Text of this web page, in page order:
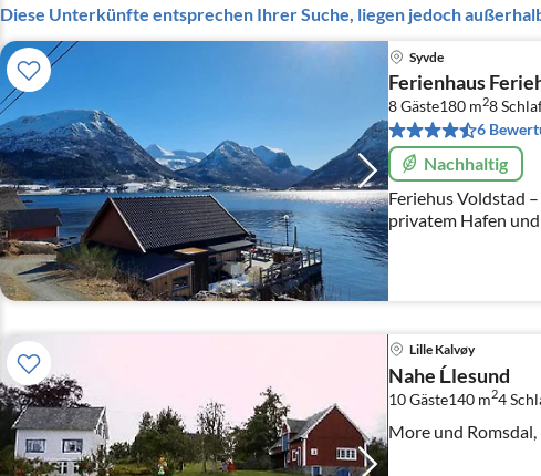
Diese Unterkünfte entsprechen Ihrer Suche, liegen jedoch
Syvde
Ferienhaus
8 Gäste180 m28
6
Nachhaltig
Feriehus Voldstad
privatem Hafen
Lille Kalvøy
Nahe Ĺlesund
10 Gäste140 m24
More und